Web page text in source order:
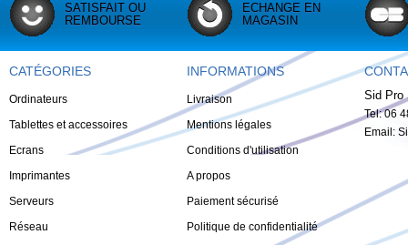
SATISFAIT OU
REMBOURSE
ECHANGE EN
MAGASIN
CATÉGORIES
Ordinateurs
Tablettes et accessoires
Ecrans
Imprimantes
Serveurs
Réseau
INFORMATIONS
Livraison
Mentions légales
Conditions d'utilisation
A propos
Paiement sécurisé
Politique de confidentialité
Sid Pro
Tel: 06
Email: